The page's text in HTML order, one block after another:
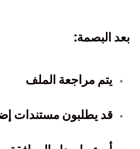
بعد البصمة:
يتم مراجعة الملف
قد يطلبون مستندات